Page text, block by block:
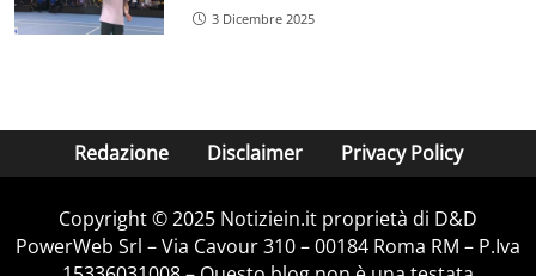
3 Dicembre 2025
Redazione Disclaimer Privacy Policy
Copyright © 2025 Notiziein.it proprietà di D&D
PowerWeb Srl – Via Cavour 310 – 00184 Roma RM – P.Iva